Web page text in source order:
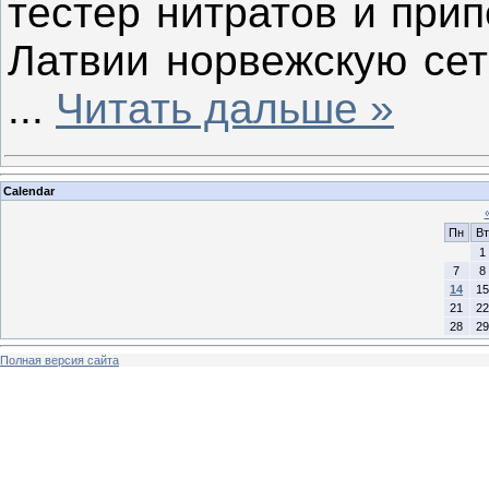
тестер нитратов и
Латвии норвежскую
... Читать дальше »
Calendar
Пн
Вт
1
7
8
14
15
21
22
28
29
Полная версия сайта